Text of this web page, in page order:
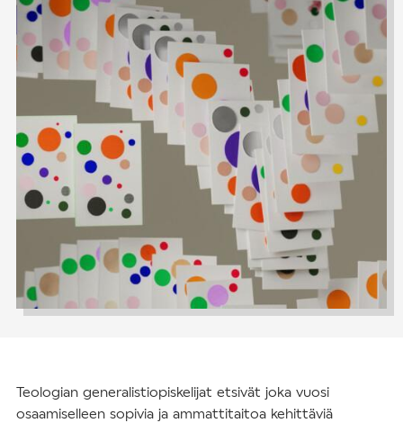
Teologian generalistiopiskelijat etsivät joka vuosi
osaamiselleen sopivia ja ammattitaitoa kehittäviä